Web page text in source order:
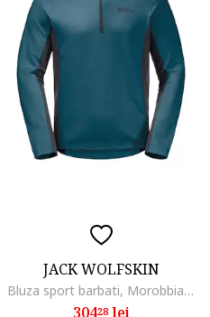
JACK WOLFSKIN
Bluza sport barbati, Morobbia, albastru, poliester
30428lei